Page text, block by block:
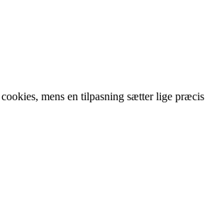
mens en tilpasning sætter lige præcis